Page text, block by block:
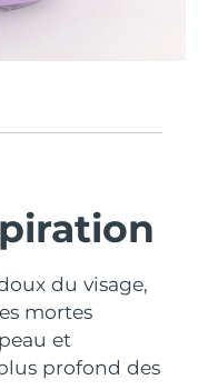
du visage,
mortes
et
profond des